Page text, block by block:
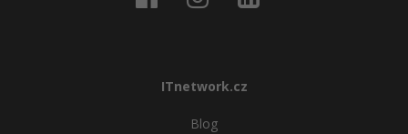
ITnetwork.cz
Blog